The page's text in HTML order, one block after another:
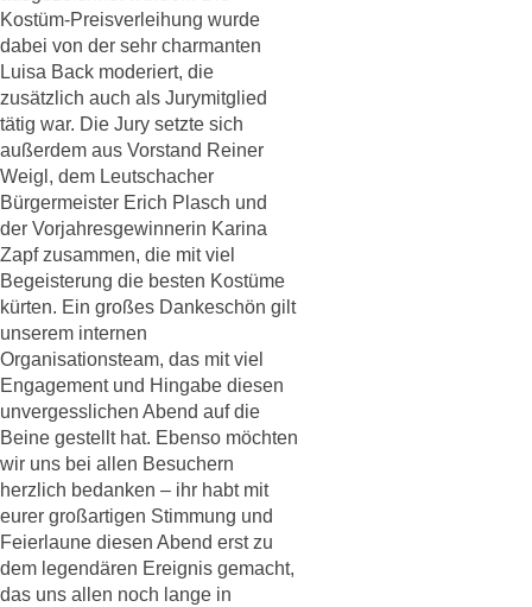
Kostüm-Preisverleihung wurde
dabei von der sehr charmanten
Luisa Back moderiert, die
zusätzlich auch als Jurymitglied
tätig war. Die Jury setzte sich
außerdem aus Vorstand Reiner
Weigl, dem Leutschacher
Bürgermeister Erich Plasch und
der Vorjahresgewinnerin Karina
Zapf zusammen, die mit viel
Begeisterung die besten Kostüme
kürten. Ein großes Dankeschön gilt
unserem internen
Organisationsteam, das mit viel
Engagement und Hingabe diesen
unvergesslichen Abend auf die
Beine gestellt hat. Ebenso möchten
wir uns bei allen Besuchern
herzlich bedanken – ihr habt mit
eurer großartigen Stimmung und
Feierlaune diesen Abend erst zu
dem legendären Ereignis gemacht,
das uns allen noch lange in